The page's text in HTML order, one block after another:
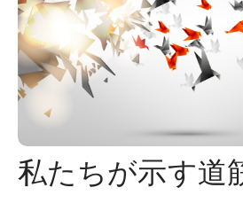
私たちが示す道